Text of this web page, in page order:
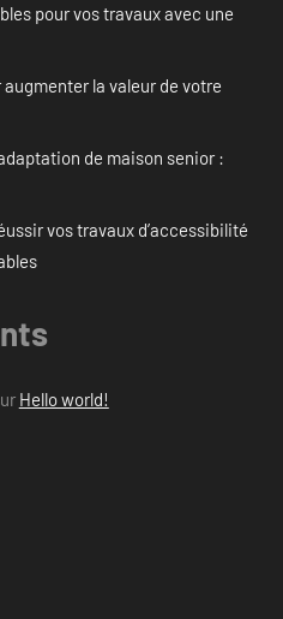
pour vos travaux avec une
la valeur de votre
de maison senior :
vos travaux d’accessibilité
Hello world!